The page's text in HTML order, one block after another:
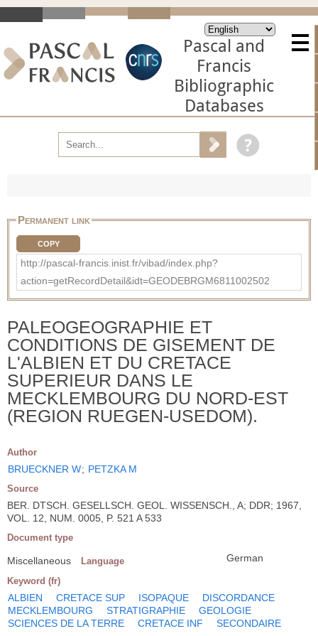
Pascal and
Francis
Bibliographic
Databases
Permanent link
COPY
http://pascal-francis.inist.fr/vibad/index.php?
action=getRecordDetail&idt=GEODEBRGM6811002502
PALEOGEOGRAPHIE ET
CONDITIONS DE GISEMENT DE
L'ALBIEN ET DU CRETACE
SUPERIEUR DANS LE
MECKLEMBOURG DU NORD-EST
(REGION RUEGEN-USEDOM).
Author
BRUECKNER W; PETZKA M
Source
BER. DTSCH. GESELLSCH. GEOL. WISSENSCH., A; DDR; 1967,
VOL. 12, NUM. 0005, P. 521 A 533
Document type
Miscellaneous Language German
Keyword (fr)
ALBIEN CRETACE SUP ISOPAQUE
DISCORDANCE
MECKLEMBOURG
STRATIGRAPHIE
GEOLOGIE
SCIENCES DE LA TERRE
CRETACE INF SECONDAIRE